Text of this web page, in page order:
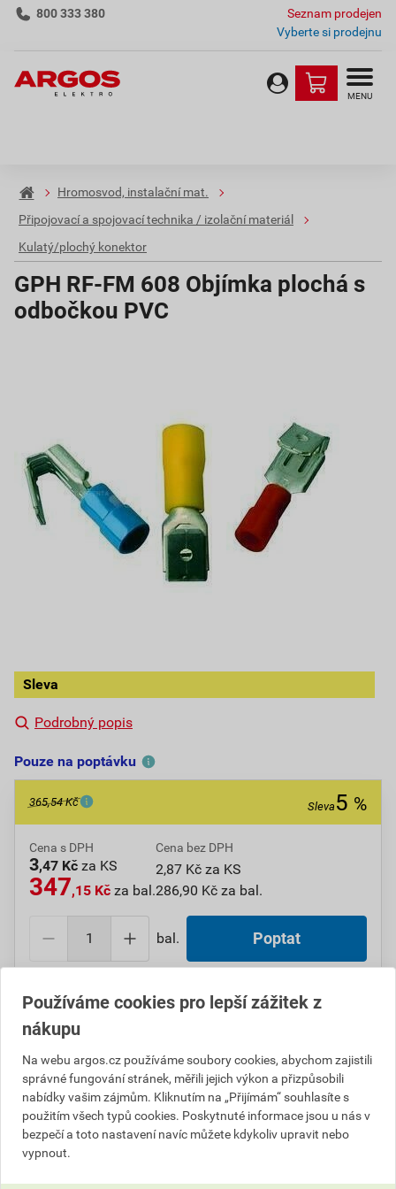
800 333 380
Seznam prodejen
Vyberte si prodejnu
MENU
Hromosvod, instalační mat.
Připojovací a spojovací technika / izolační materiál
Kulatý/plochý konektor
GPH RF-FM 608 Objímka plochá s
odbočkou PVC
Sleva
Podrobný popis
Pouze na poptávku
365,54 Kč Sleva 5 %
Cena s DPH
3,47 Kč za KS
347,15 Kč za bal.
Cena bez DPH
2,87 Kč za KS
286,90 Kč za bal.
bal. Poptat
Do košíku přidáte 1 bal. / 100 KS za 347,15 Kč
286,90 Kčbez DPH).
Ušetříte18,39
Číslo položky:1000108648
Katalogový kód: 7V1NH
Výrobky značky: GPH
Používáme cookies pro lepší zážitek z
nákupu
Na webu argos.cz používáme soubory cookies, abychom zajistili
správné fungování stránek, měřili jejich výkon a přizpůsobili
nabídky vašim zájmům. Kliknutím na „Přijímám“ souhlasíte s
použitím všech typů cookies. Poskytnuté informace jsou u nás v
bezpečí a toto nastavení navíc můžete kdykoliv upravit nebo
vypnout.